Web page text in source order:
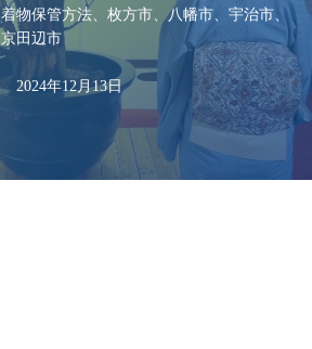
着物保管方法、枚方市、八幡市、宇治市、
京田辺市
2024年12月13日